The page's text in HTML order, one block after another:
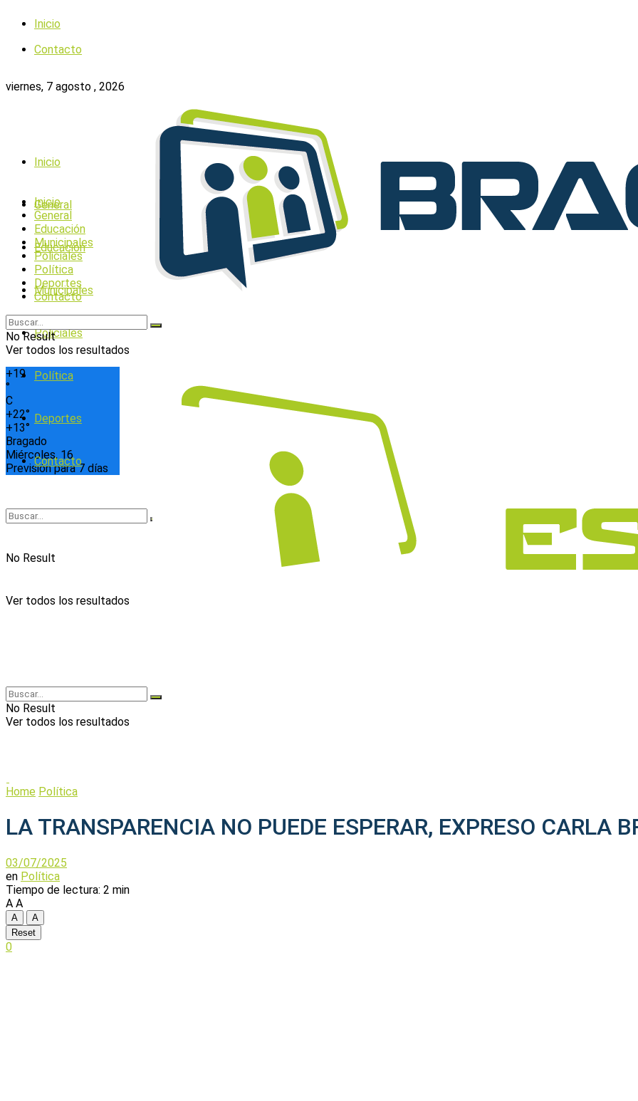
Inicio
Contacto
viernes, 7 agosto , 2026
+19
°
C
+22°
+13°
Bragado
Miércoles, 16
Previsión para 7 días
Inicio
General
Educación
Municipales
Policiales
Política
Deportes
Contacto
No Result
Ver todos los resultados
Inicio
General
Educación
Municipales
Policiales
Política
Deportes
Contacto
No Result
Ver todos los resultados
No Result
Ver todos los resultados
Home Política
LA TRANSPARENCIA NO PUEDE ESPERAR, EXPRESO CARLA
03/07/2025
en Política
Tiempo de lectura: 2 min
A A
A
A
Reset
0